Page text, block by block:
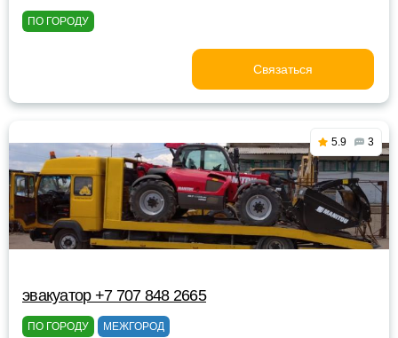
ПО ГОРОДУ
Связаться
5.9 3
эвакуатор +7 707 848 2665
ПО ГОРОДУ МЕЖГОРОД